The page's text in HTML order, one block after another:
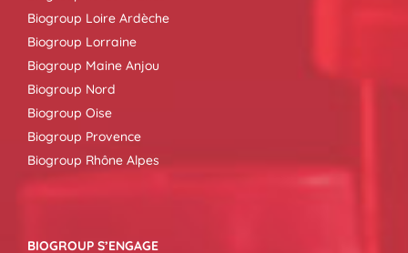
Biogroup Loire Ardèche
Biogroup Lorraine
Biogroup Maine Anjou
Biogroup Nord
Biogroup Oise
Biogroup Provence
Biogroup Rhône Alpes
BIOGROUP S’ENGAGE